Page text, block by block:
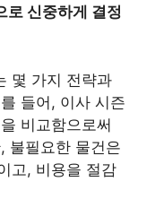
로 신중하게 결정
몇 가지 전략과
들어, 이사 시즌
비교함으로써
불필요한 물건은
고, 비용을 절감